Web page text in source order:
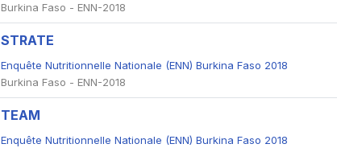
Burkina Faso - ENN-2018
STRATE
Enquête Nutritionnelle Nationale (ENN) Burkina Faso 2018
Burkina Faso - ENN-2018
TEAM
Enquête Nutritionnelle Nationale (ENN) Burkina Faso 2018